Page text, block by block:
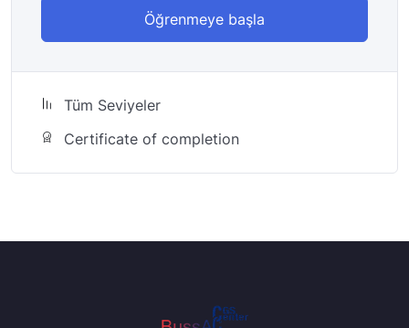
Öğrenmeye başla
Tüm Seviyeler
Certificate of completion